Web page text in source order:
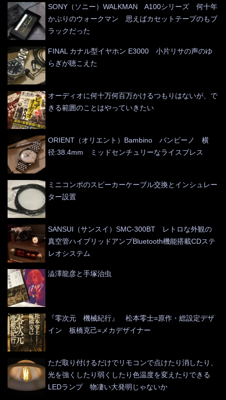
SONY（ソニー）WALKMAN A100シリーズ 何十年
かぶりのウォークマン 思えばカセットテープのもブ
ラックだった
FINAL カナル型イヤホン E3000 小片リサの声のゆ
らぎが聴こえた
オーディオに何十万何百万かけるつもりはないが、で
きる範囲のことはやっていきたい
ORIENT（オリエント）Bambino バンビーノ 横
径:38.4mm ミッドセンチュリーなライスブレス
ミニコンポのスピーカーケーブル交換とインシュレー
ター設置
SANSUI（サンスイ）SMC-300BT レトロな外観の
真空管ハイブリッドアンプBluetooth機能搭載CDステ
レオシステム
澁澤龍彦と手塚治虫
『零次元 機械紀行』 松本零士=原作・総設定デザ
イン 板橋克己=メカデザイナー
ただ取り付けるだけでリモコンで点けたり消したり、
光を強くしたり弱くしたり色温度を変えたりできる
LEDランプ 物凄い大発明じゃないか